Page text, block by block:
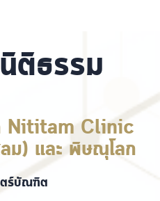
ติธรรม
Nititam Clinic
ม) และ พิษณุโลก
ตร์บัณฑิต